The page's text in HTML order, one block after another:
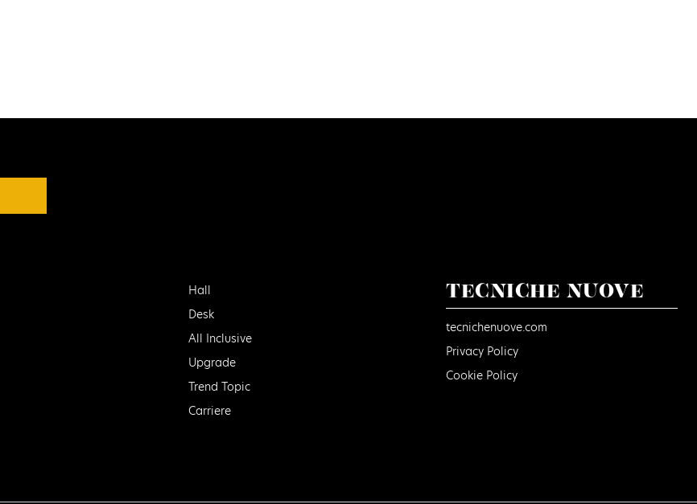
Hall
Desk
All Inclusive
Upgrade
Trend Topic
Carriere
TECNICHE NUOVE
tecnichenuove.com
Privacy Policy
Cookie Policy